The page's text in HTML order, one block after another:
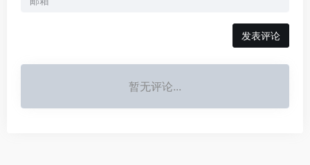
发表评论
暂无评论...